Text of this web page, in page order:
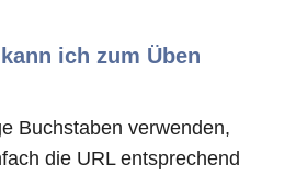
ich zum Üben
Buchstaben verwenden,
die URL entsprechend